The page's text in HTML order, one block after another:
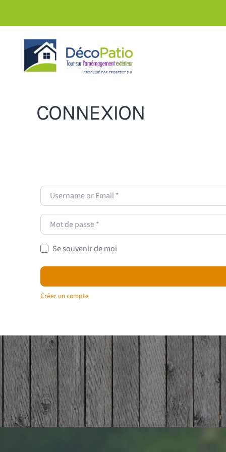
Skip to main content
CONNEXION
Username or Email
Mot de passe
Se souvenir de moi
Créer un compte